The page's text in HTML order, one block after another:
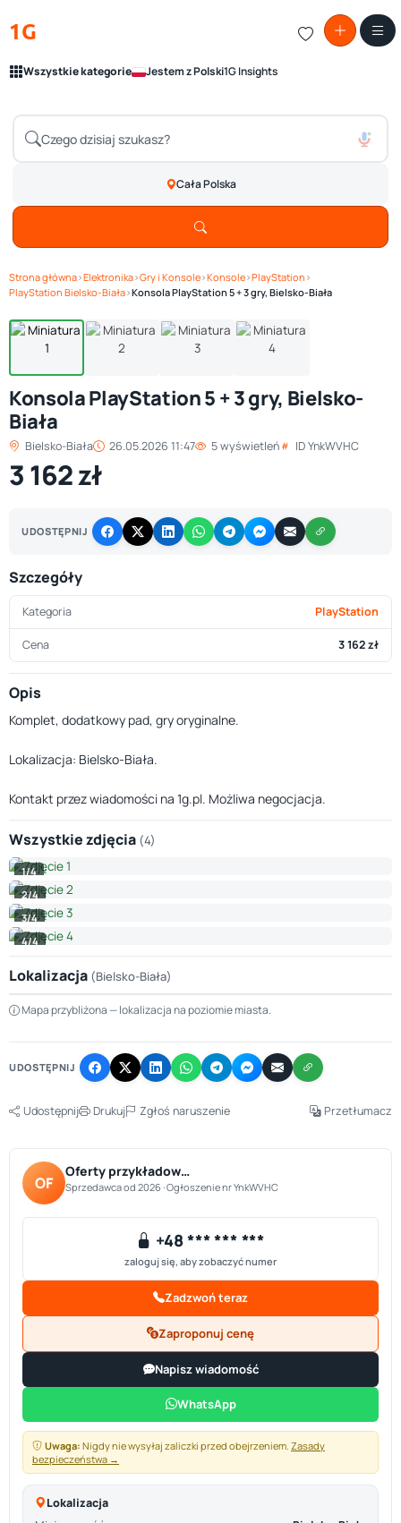
1G
Wszystkie kategorie Jestem z Polski1G Insights
Cała Polska
Strona główna›Elektronika›Gry i Konsole›Konsole›PlayStation ›
PlayStation Bielsko-Biała›Konsola PlayStation 5 + 3 gry, Bielsko-Biała
1/ 4 Zobacz galerię
Konsola PlayStation 5 + 3 gry, Bielsko-
Biała
Bielsko-Biała 26.05.2026 11:47 5 wyświetleń ID YnkWVHC
3 162 zł
UDOSTĘPNIJ
Szczegóły
Kategoria PlayStation
Cena 3 162 zł
Opis
Komplet, dodatkowy pad, gry oryginalne.
Lokalizacja: Bielsko-Biała.
Kontakt przez wiadomości na 1g.pl. Możliwa negocjacja.
Wszystkie zdjęcia (4)
1/4
2/4
3/4
4/4
Lokalizacja (Bielsko-Biała)
+
−
Mapa przybliżona — lokalizacja na poziomie miasta.
UDOSTĘPNIJ
Udostępnij Drukuj Zgłoś naruszenie Przetłumacz
OF
Oferty przykładow…
Sprzedawca od 2026 · Ogłoszenie nr YnkWVHC
+48 *** *** ***
zaloguj się, aby zobaczyć numer
Zadzwoń teraz
Zaproponuj cenę
Napisz wiadomość
WhatsApp
Uwaga: Nigdy nie wysyłaj zaliczki przed obejrzeniem. Zasady
bezpieczeństwa →
Lokalizacja